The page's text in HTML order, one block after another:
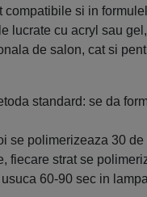
si in
lucrate cu acryl sau
de salon, cat si
standard: se da
se polimerizeaza 30
fiecare strat se
60-90 sec in